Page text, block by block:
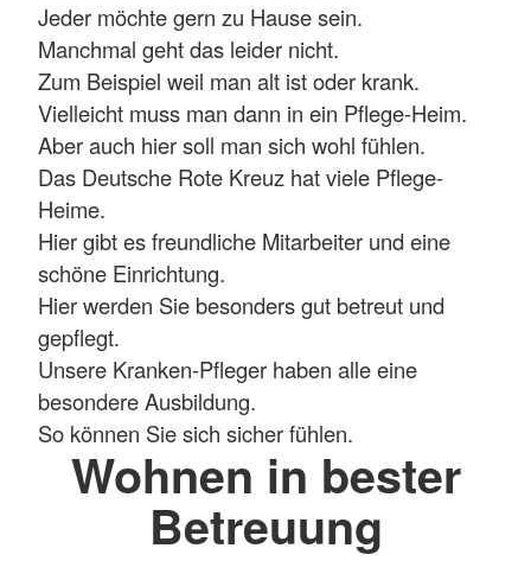
Jeder möchte gern zu Hause sein.
Manchmal geht das leider nicht.
Zum Beispiel weil man alt ist oder krank.
Vielleicht muss man dann in ein Pflege-Heim.
Aber auch hier soll man sich wohl fühlen.
Das Deutsche Rote Kreuz hat viele Pflege-
Heime.
Hier gibt es freundliche Mitarbeiter und eine
schöne Einrichtung.
Hier werden Sie besonders gut betreut und
gepflegt.
Unsere Kranken-Pfleger haben alle eine
besondere Ausbildung.
So können Sie sich sicher fühlen.
Wohnen in bester
Betreuung